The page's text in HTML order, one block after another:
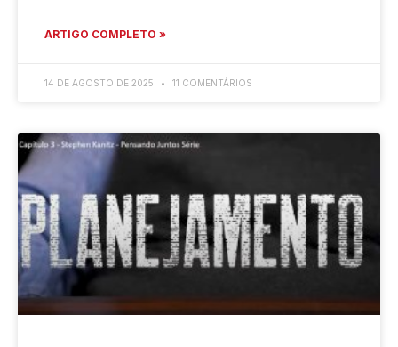
ARTIGO COMPLETO »
14 DE AGOSTO DE 2025 11 COMENTÁRIOS